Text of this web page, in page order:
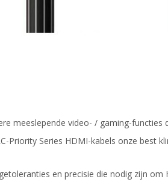
meeslepende video- / gaming-functies
Priority Series HDMI-kabels onze best
en precisie die nodig zijn om